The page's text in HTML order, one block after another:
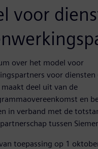
voor
over het model voor
voor diensten
maakt deel uit van de
en
in verband met de
tussen
toepassing op 1